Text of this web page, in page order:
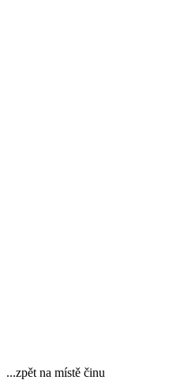
...zpět na místě činu